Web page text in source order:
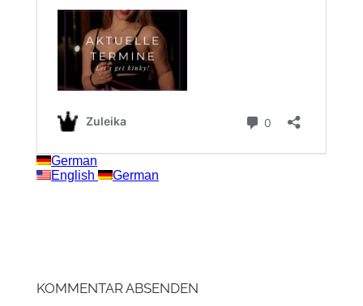
KOMMENTAR ABSENDEN